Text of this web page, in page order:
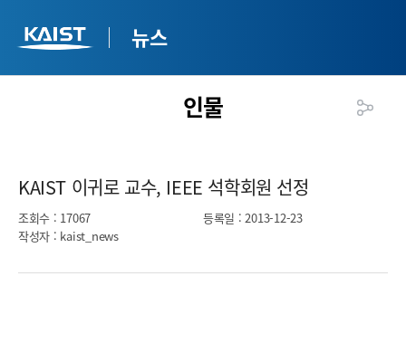
뉴스
인물
KAIST 이귀로 교수, IEEE 석학회원 선정​
조회수 : 17067 등록일 : 2013-12-23
작성자 : kaist_news